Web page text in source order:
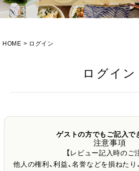
HOME ログイン
ログイン
ゲストの方でもご記入で
注意事項
【レビュー記入時のご
他人の権利、利益、名誉などを損ねた